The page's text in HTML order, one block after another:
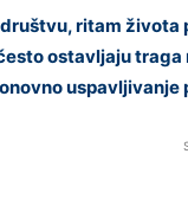
ritam
ostavljaju traga
uspavljivanje